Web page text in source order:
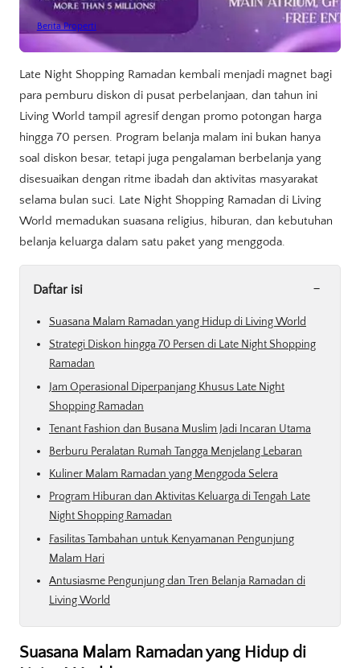
Berita Properti
Late Night Shopping Ramadan kembali menjadi magnet bagi
para pemburu diskon di pusat perbelanjaan, dan tahun ini
Living World tampil agresif dengan promo potongan harga
hingga 70 persen. Program belanja malam ini bukan hanya
soal diskon besar, tetapi juga pengalaman berbelanja yang
disesuaikan dengan ritme ibadah dan aktivitas masyarakat
selama bulan suci. Late Night Shopping Ramadan di Living
World memadukan suasana religius, hiburan, dan kebutuhan
belanja keluarga dalam satu paket yang menggoda.
Daftar isi -
Suasana Malam Ramadan yang Hidup di Living World
Strategi Diskon hingga 70 Persen di Late Night Shopping
Ramadan
Jam Operasional Diperpanjang Khusus Late Night
Shopping Ramadan
Tenant Fashion dan Busana Muslim Jadi Incaran Utama
Berburu Peralatan Rumah Tangga Menjelang Lebaran
Kuliner Malam Ramadan yang Menggoda Selera
Program Hiburan dan Aktivitas Keluarga di Tengah Late
Night Shopping Ramadan
Fasilitas Tambahan untuk Kenyamanan Pengunjung
Malam Hari
Antusiasme Pengunjung dan Tren Belanja Ramadan di
Living World
Suasana Malam Ramadan yang Hidup di